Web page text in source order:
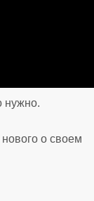
нужно.
о своем